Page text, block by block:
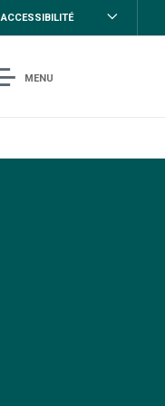
ACCESSIBILITÉ
MENU